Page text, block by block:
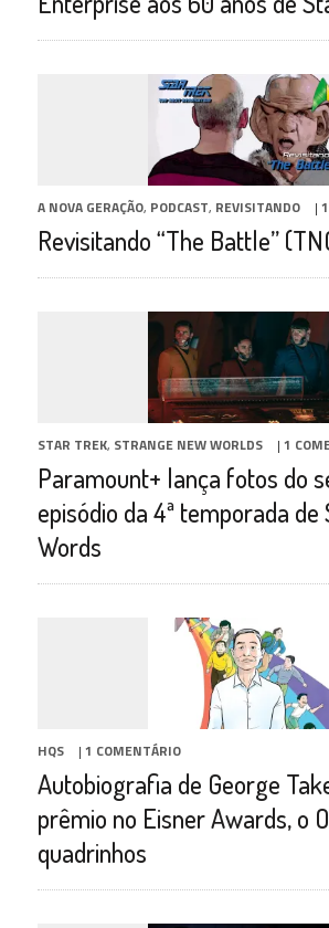
A NOVA GERAÇÃO, PODCAST, REVISITANDO |
Revisitando “The Battle”
STAR TREK, STRANGE NEW WORLDS | 1
Paramount+ lança fotos do
episódio da 4ª temporada
Words
HQS | 1 COMENTÁRIO
Autobiografia de George
prêmio no Eisner Awards, o
quadrinhos